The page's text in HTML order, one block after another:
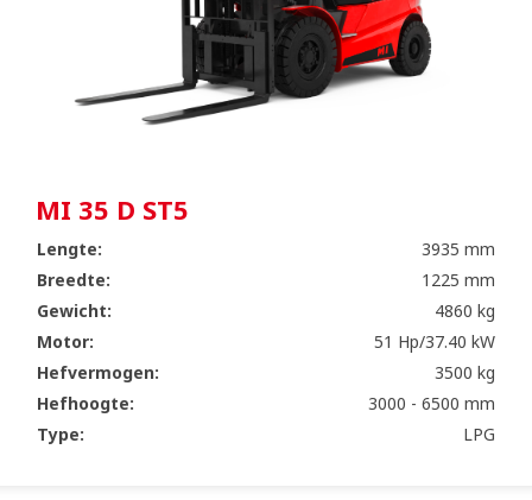
MI 35 D ST5
Lengte:
3935 mm
Breedte:
1225 mm
Gewicht:
4860 kg
Motor:
51 Hp/37.40 kW
Hefvermogen:
3500 kg
Hefhoogte:
3000 - 6500 mm
Type:
LPG